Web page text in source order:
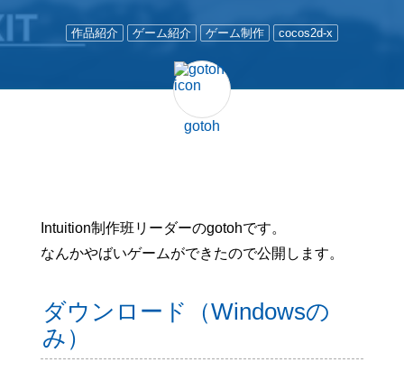
作品紹介 ゲーム紹介 ゲーム制作 cocos2d-x
gotoh
Intuition制作班リーダーのgotohです。
なんかやばいゲームができたので公開します。
ダウンロード（Windowsの
み）